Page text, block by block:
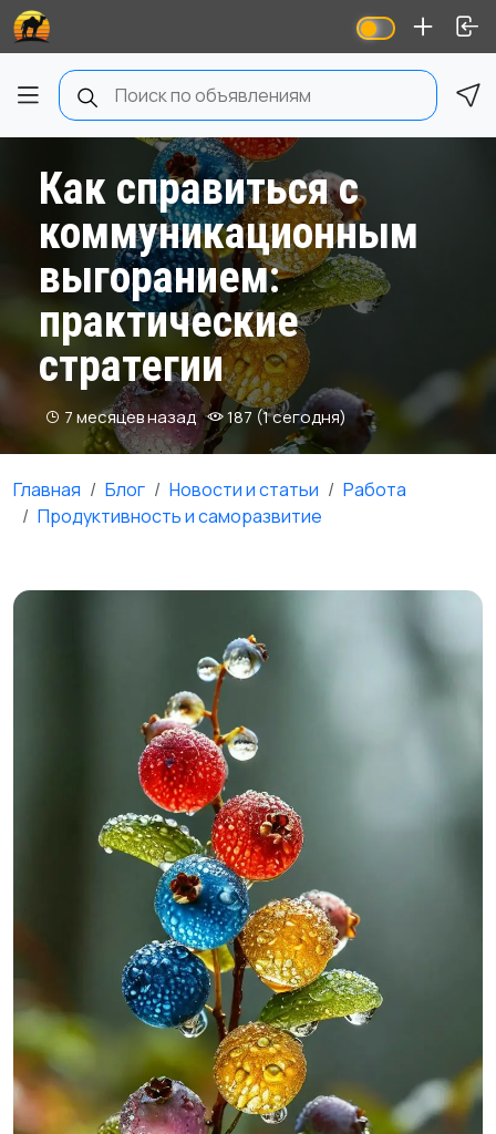
Как справиться с
коммуникационным
выгоранием:
практические
стратегии
7 месяцев назад 187 (1 сегодня)
Главная Блог Новости и статьи
Работа
Продуктивность и саморазвитие